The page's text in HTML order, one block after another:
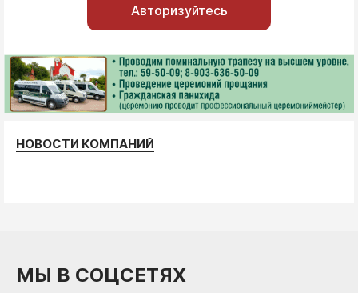
Авторизуйтесь
НОВОСТИ КОМПАНИЙ
МЫ В СОЦСЕТЯХ